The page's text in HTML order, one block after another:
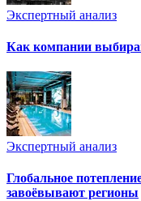
Экспертный анализ
Как компании
Экспертный анализ
Глобальное
завоёвывают регионы